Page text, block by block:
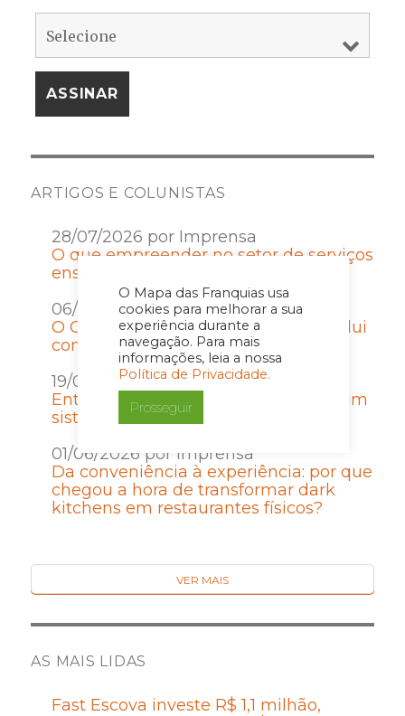
O Mapa das Franquias usa
cookies para melhorar a sua
experiência durante a
navegação. Para mais
informações, leia a nossa
Política de Privacidade.
Prosseguir
ARTIGOS E COLUNISTAS
28/07/2026 por Imprensa
O que empreender no setor de serviços
ensina sobre gestão e disciplina
06/07/2026 por Imprensa
O Contrato de Franquia que não evolui
com a rede vira passivo
19/06/2026 por Imprensa
Entrar em uma franquia é escolher um
sistema de crescimento
01/06/2026 por Imprensa
Da conveniência à experiência: por que
chegou a hora de transformar dark
kitchens em restaurantes físicos?
VER MAIS
AS MAIS LIDAS
Fast Escova investe R$ 1,1 milhão,